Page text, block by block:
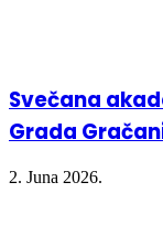
Svečana
Grada
2. Juna 2026.